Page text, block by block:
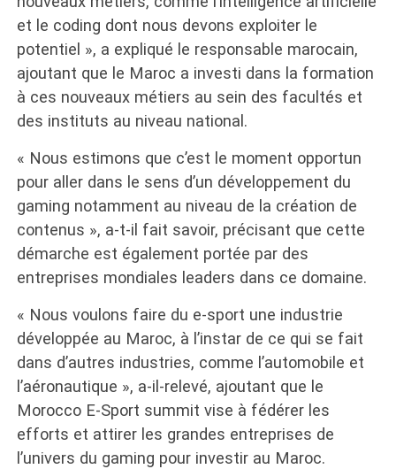
et le coding dont nous devons exploiter le
potentiel », a expliqué le responsable marocain,
ajoutant que le Maroc a investi dans la formation
à ces nouveaux métiers au sein des facultés et
des instituts au niveau national.
« Nous estimons que c’est le moment opportun
pour aller dans le sens d’un développement du
gaming notamment au niveau de la création de
contenus », a-t-il fait savoir, précisant que cette
démarche est également portée par des
entreprises mondiales leaders dans ce domaine.
« Nous voulons faire du e-sport une industrie
développée au Maroc, à l’instar de ce qui se fait
dans d’autres industries, comme l’automobile et
l’aéronautique », a-il-relevé, ajoutant que le
Morocco E-Sport summit vise à fédérer les
efforts et attirer les grandes entreprises de
l’univers du gaming pour investir au Maroc.